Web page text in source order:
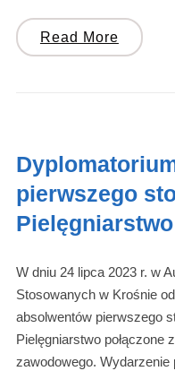
Read More
pierwszego
W dniu 24 lipca 2023 r. w
Stosowanych w Krośnie
absolwentów pierwszego
Pielęgniarstwo połączone
zawodowego. Wydarzenie